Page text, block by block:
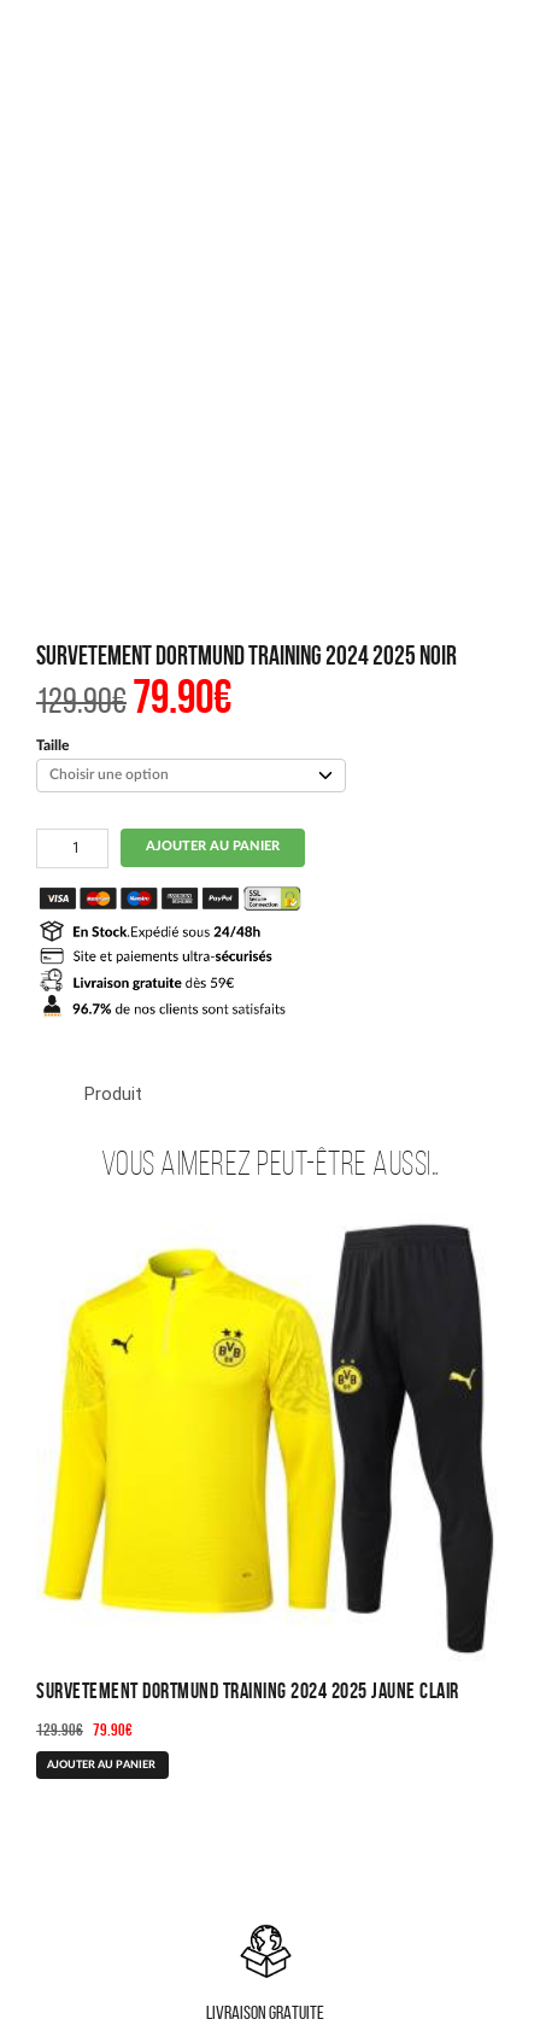
Survetement Dortmund Training 2024 2025 Noir
129.90€Le
prix
était :
129.90€.
79.90€Le
prix
est :
79.90€.
Taille
quantité
Survetement
Dortmund
Training
2024
2025
Noir
AJOUTER AU PANIER
Produit
Vous aimerez peut-être aussi…
Survetement Dortmund Training 2024 2025 Jaune Clair
129.90€ Le
prix
initial
79.90€Le
prix
actuel
AJOUTER AU PANIER
LIVRAISON GRATUITE